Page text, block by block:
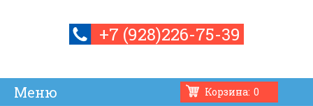
+7 (928)226-75-39
Корзина: 0